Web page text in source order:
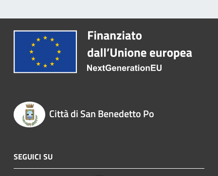
Città di San Benedetto Po
SEGUICI SU